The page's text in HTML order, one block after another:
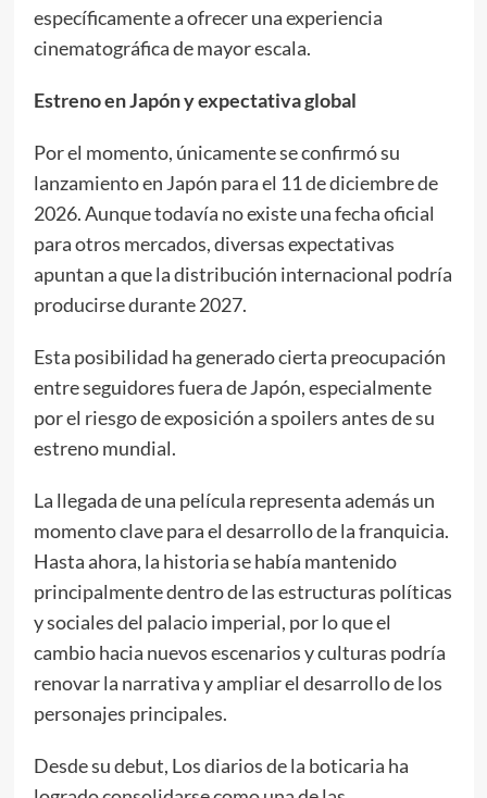
específicamente a ofrecer una experiencia
cinematográfica de mayor escala.
Estreno en Japón y expectativa global
Por el momento, únicamente se confirmó su
lanzamiento en Japón para el 11 de diciembre de
2026. Aunque todavía no existe una fecha oficial
para otros mercados, diversas expectativas
apuntan a que la distribución internacional podría
producirse durante 2027.
Esta posibilidad ha generado cierta preocupación
entre seguidores fuera de Japón, especialmente
por el riesgo de exposición a spoilers antes de su
estreno mundial.
La llegada de una película representa además un
momento clave para el desarrollo de la franquicia.
Hasta ahora, la historia se había mantenido
principalmente dentro de las estructuras políticas
y sociales del palacio imperial, por lo que el
cambio hacia nuevos escenarios y culturas podría
renovar la narrativa y ampliar el desarrollo de los
personajes principales.
Desde su debut, Los diarios de la boticaria ha